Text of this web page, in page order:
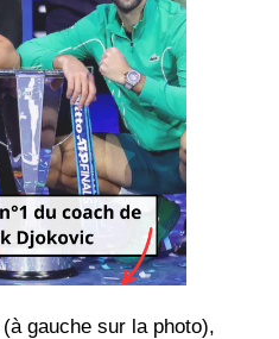
gauche sur la photo),